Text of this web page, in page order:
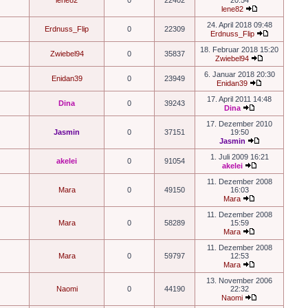
lene82
Erdnuss_Flip 0 22309
24. April 2018 09:48
Erdnuss_Flip
Zwiebel94 0 35837
18. Februar 2018 15:20
Zwiebel94
Enidan39 0 23949
6. Januar 2018 20:30
Enidan39
Dina 0 39243
17. April 2011 14:48
Dina
Jasmin 0 37151
17. Dezember 2010
19:50
Jasmin
akelei 0 91054
1. Juli 2009 16:21
akelei
Mara 0 49150
11. Dezember 2008
16:03
Mara
Mara 0 58289
11. Dezember 2008
15:59
Mara
Mara 0 59797
11. Dezember 2008
12:53
Mara
Naomi 0 44190
13. November 2006
22:32
Naomi